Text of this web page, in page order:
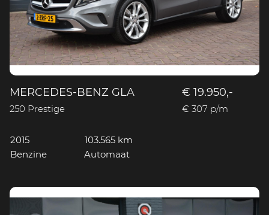
MERCEDES-BENZ GLA
250 Prestige
€ 19.950,-
€ 307 p/m
2015
103.565 km
Benzine
Automaat